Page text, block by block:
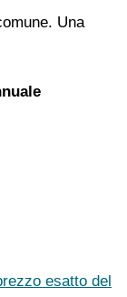
Una
esatto del